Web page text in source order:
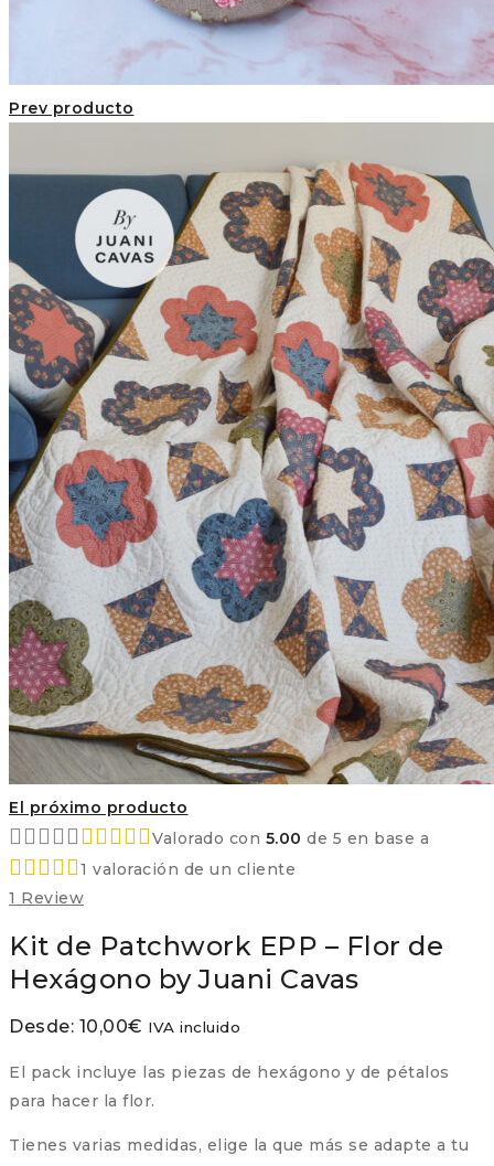
Prev producto
El próximo producto
Valorado con 5.00 de 5 en base a
1 valoración de un cliente
1 Review
Kit de Patchwork EPP – Flor de
Hexágono by Juani Cavas
Desde: 10,00€ IVA incluido
El pack incluye las piezas de hexágono y de pétalos
para hacer la flor.
Tienes varias medidas, elige la que más se adapte a tu